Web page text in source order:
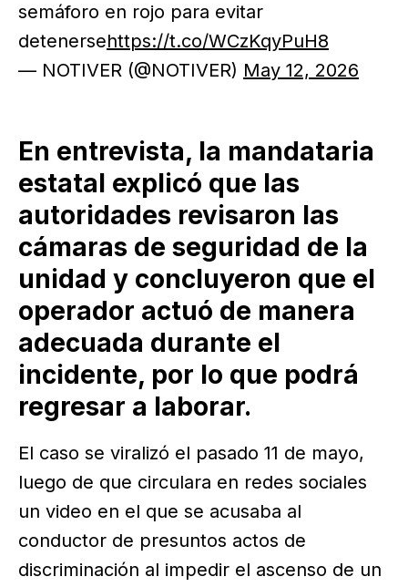
semáforo en rojo para evitar
detenersehttps://t.co/WCzKqyPuH8
— NOTIVER (@NOTIVER) May 12, 2026
En entrevista, la mandataria
estatal explicó que las
autoridades revisaron las
cámaras de seguridad de la
unidad y concluyeron que el
operador actuó de manera
adecuada durante el
incidente, por lo que podrá
regresar a laborar.
El caso se viralizó el pasado 11 de mayo,
luego de que circulara en redes sociales
un video en el que se acusaba al
conductor de presuntos actos de
discriminación al impedir el ascenso de un